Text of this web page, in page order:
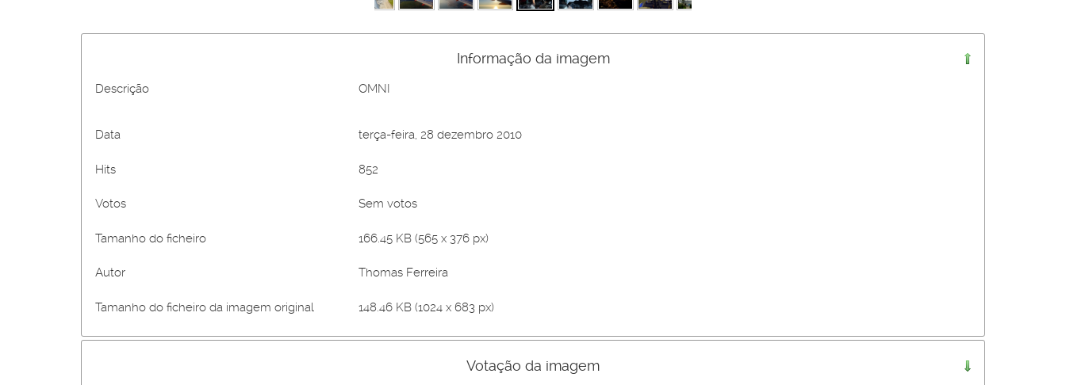
Informação da imagem
Descrição OMNI
Data terça-feira, 28 dezembro 2010
Hits 852
Votos Sem votos
Tamanho do ficheiro 166.45 KB (565 x 376 px)
Autor Thomas Ferreira
Tamanho do ficheiro da imagem original 148.46 KB (1024 x 683 px)
Votação da imagem